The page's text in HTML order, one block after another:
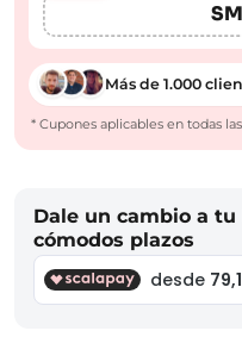
Más de 1.000
* Cupones aplicables en todas
Dale un cambio a
cómodos plazos